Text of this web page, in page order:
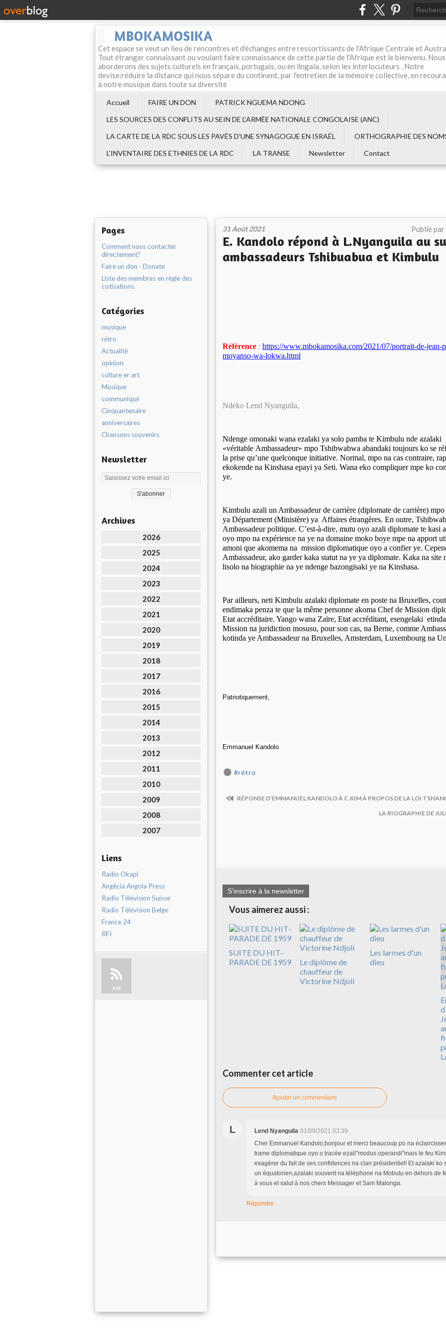
MBOKAMOSIKA
Cet espace se veut un lieu de rencontres et d'échanges entre ressortissants de l'Afrique Centrale et
Tout étranger connaissant ou voulant faire connaissance de cette partie de l'Afrique est le bienvenu.
aborderons des sujets culturels en français, portugais, ou en lingala, selon les interlocuteurs . Notre
devise:réduire la distance qui nous sépare du continent, par l'entretien de la mémoire collective, en
à notre musique dans toute sa diversité
Accueil FAIRE UN DON
PATRICK NGUEMA NDONG
LES SOURCES DES CONFLITS AU SEIN DE L‘ARMÉE NATIONALE CONGOLAISE (ANC)
LA CARTE DE LA RDC SOUS LES PAVÉS D'UNE SYNAGOGUE EN ISRAËL
ORTHOGRAPHIE DES
L'INVENTAIRE DES ETHNIES DE LA RDC
LA TRANSE Newsletter Contact
Pages
Comment nous contacter
directement?
Faire un don - Donate
Liste des membres en règle des
cotisations.
Catégories
musique
rétro
Actualité
opinion
culture er art
Musique
communiqué
Cinquantenaire
anniversaires
Chansons souvenirs
Newsletter
Archives
2026
2025
2024
2023
2022
2021
2020
2019
2018
2017
2016
2015
2014
2013
2012
2011
2010
2009
2008
2007
Liens
Radio Okapi
Angêcia Angola Press
Radio Télévision Suisse
Radio Télévision Belge
France 24
RFI
RSS
31 Août 2021 Publié par
E. Kandolo répond à L.Nyanguila au
ambassadeurs Tshibuabua et Kimbulu
Référence : https://www.mbokamosika.com/2021/07/portrait-de-jean-
moyanso-wa-lokwa.html
Ndeko Lend Nyanguila,
Ndenge omonaki wana ezalaki ya solo pamba te Kimbulu nde azalaki
«véritable Ambassadeur» mpo Tshibwabwa abandaki toujours ko se
la prise qu’une quelconque initiative. Normal, mpo na cas contraire,
ekokende na Kinshasa epayi ya Seti. Wana eko compliquer mpe ko
ye.
Kimbulu azali un Ambassadeur de carrière (diplomate de carrière)
ya Département (Ministère) ya Affaires étrangères. En outre,
Ambassadeur politique. C’est-à-dire, mutu oyo azali diplomate te kasi
oyo mpo na expérience na ye na domaine moko boye mpe na apport
amoni que akomema na mission diplomatique oyo a confier ye.
Ambassadeur, ako garder kaka statut na ye ya diplomate. Kaka na site
lisolo na biographie na ye ndenge bazongisaki ye na Kinshasa.
Par ailleurs, neti Kimbulu azalaki diplomate en poste na Bruxelles,
endimaka penza te que la même personne akoma Chef de Mission
Etat accréditaire. Yango wana Zaïre, Etat accréditant, esengelaki
Mission na juridiction mosusu, pour son cas, na Berne, comme
kotinda ye Ambassadeur na Bruxelles, Amsterdam, Luxembourg na
Patriotiquement,
Emmanuel Kandolo
#rétro
RÉPONSE D’EMMANUEL KANDOLO À C.KIM À PROPOS DE LA LOI TSHANI
LA BIOGRAPHIE DE
S'inscrire à la newsletter
Vous aimerez aussi :
SUITE DU HIT-
PARADE DE 1959
Le diplôme de
chauffeur de
Victorine Ndjoli
Les larmes d'un
dieu
Commenter cet article
Ajouter un commentaire
L Lend Nyanguila 01/09/2021 03:39
Cher Emmanuel Kandolo,bonjour et merci beaucoup po na
trame diplomatique oyo o tracée ezali"modus operandi"mais le feu
exagérer du fait de ses confidences na clan présidentiel! Et azalaki ko
un équatorien,azalaki souvent na téléphone na Mobutu en dehors de
à vous et salut à nos chers Messager et Sam Malonga.
Répondre